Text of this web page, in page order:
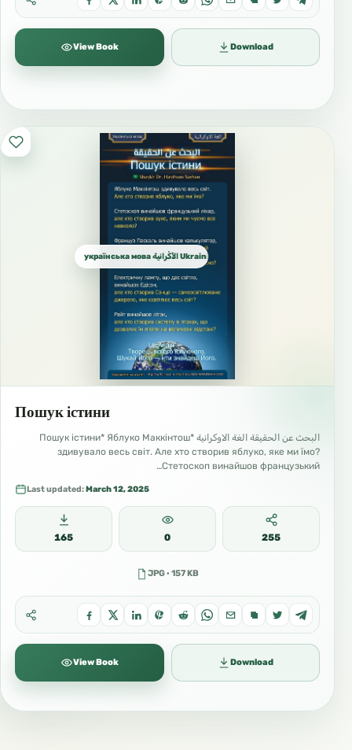
View Book Download
Пошук істини
البحث عن الحقيقة الغة الاوكرانية *Пошук істини* Яблуко Маккінтош
здивувало весь світ. Але хто створив яблуко, яке ми їмо?
Стетоскоп винайшов французький…
Last updated:March 12, 2025
165 0 255
JPG · 157 KB
View Book Download